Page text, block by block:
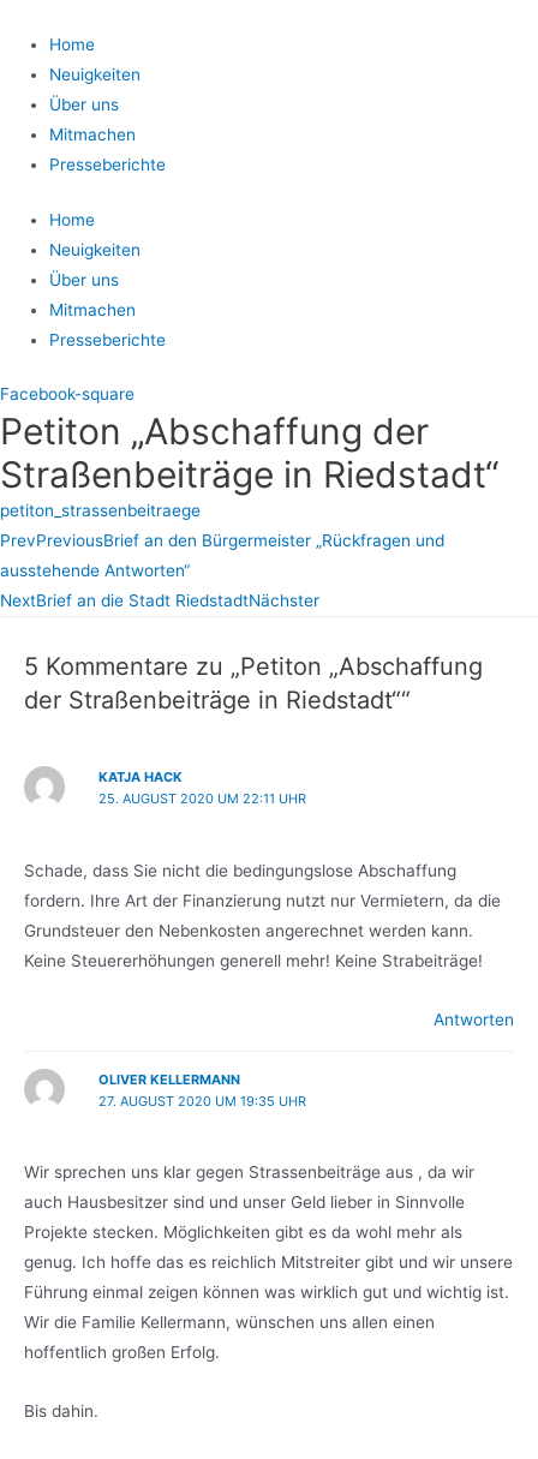
Home
Neuigkeiten
Über uns
Mitmachen
Presseberichte
Home
Neuigkeiten
Über uns
Mitmachen
Presseberichte
Facebook-square
Petiton „Abschaffung der
Straßenbeiträge in Riedstadt“
petiton_strassenbeitraege
PrevPreviousBrief an den Bürgermeister „Rückfragen und
ausstehende Antworten“
NextBrief an die Stadt RiedstadtNächster
5 Kommentare zu „Petiton „Abschaffung
der Straßenbeiträge in Riedstadt““
KATJA HACK
25. AUGUST 2020 UM 22:11 UHR
Schade, dass Sie nicht die bedingungslose Abschaffung
fordern. Ihre Art der Finanzierung nutzt nur Vermietern, da die
Grundsteuer den Nebenkosten angerechnet werden kann.
Keine Steuererhöhungen generell mehr! Keine Strabeiträge!
Antworten
OLIVER KELLERMANN
27. AUGUST 2020 UM 19:35 UHR
Wir sprechen uns klar gegen Strassenbeiträge aus , da wir
auch Hausbesitzer sind und unser Geld lieber in Sinnvolle
Projekte stecken. Möglichkeiten gibt es da wohl mehr als
genug. Ich hoffe das es reichlich Mitstreiter gibt und wir unsere
Führung einmal zeigen können was wirklich gut und wichtig ist.
Wir die Familie Kellermann, wünschen uns allen einen
hoffentlich großen Erfolg.
Bis dahin.